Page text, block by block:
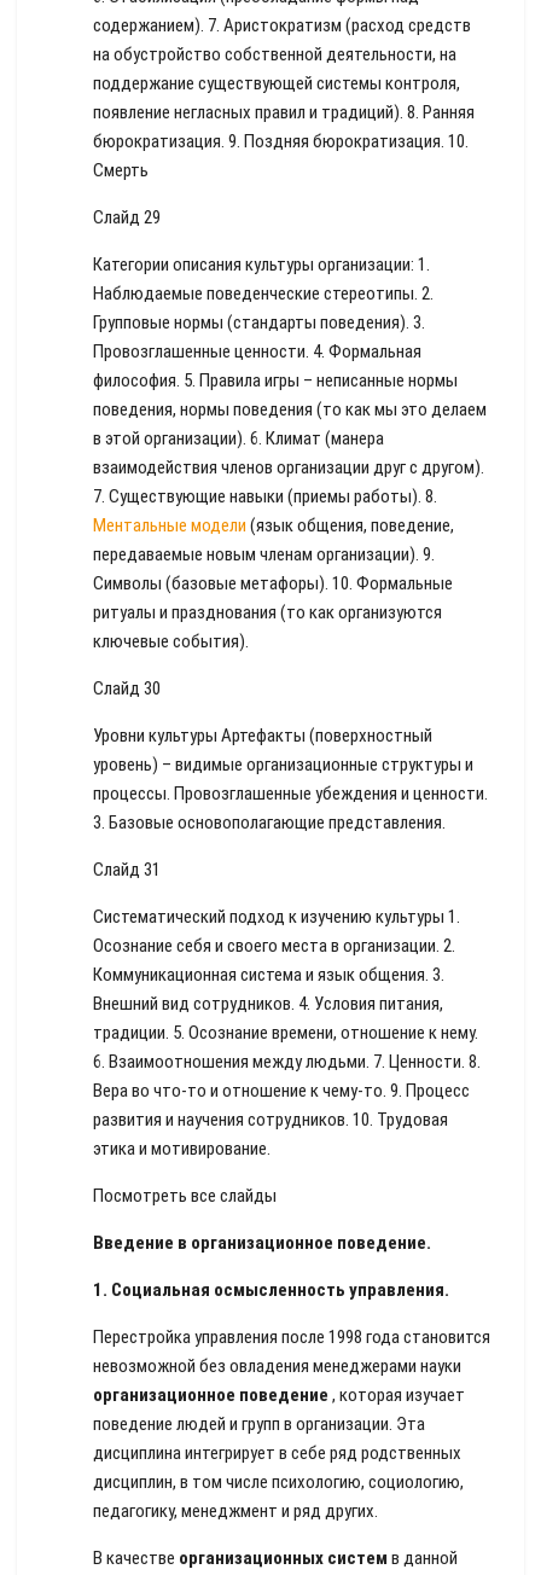
содержанием). 7. Аристократизм (расход средств
на обустройство собственной деятельности, на
поддержание существующей системы контроля,
появление негласных правил и традиций). 8. Ранняя
бюрократизация. 9. Поздняя бюрократизация. 10.
Смерть
Слайд 29
Категории описания культуры организации: 1.
Наблюдаемые поведенческие стереотипы. 2.
Групповые нормы (стандарты поведения). 3.
Провозглашенные ценности. 4. Формальная
философия. 5. Правила игры – неписанные нормы
поведения, нормы поведения (то как мы это делаем
в этой организации). 6. Климат (манера
взаимодействия членов организации друг с другом).
7. Существующие навыки (приемы работы). 8.
Ментальные модели (язык общения, поведение,
передаваемые новым членам организации). 9.
Символы (базовые метафоры). 10. Формальные
ритуалы и празднования (то как организуются
ключевые события).
Слайд 30
Уровни культуры Артефакты (поверхностный
уровень) – видимые организационные структуры и
процессы. Провозглашенные убеждения и ценности.
3. Базовые основополагающие представления.
Слайд 31
Систематический подход к изучению культуры 1.
Осознание себя и своего места в организации. 2.
Коммуникационная система и язык общения. 3.
Внешний вид сотрудников. 4. Условия питания,
традиции. 5. Осознание времени, отношение к нему.
6. Взаимоотношения между людьми. 7. Ценности. 8.
Вера во что-то и отношение к чему-то. 9. Процесс
развития и научения сотрудников. 10. Трудовая
этика и мотивирование.
Посмотреть все слайды
Введение в организационное поведение.
1. Социальная осмысленность управления.
Перестройка управления после 1998 года становится
невозможной без овладения менеджерами науки
организационное поведение , которая изучает
поведение людей и групп в организации. Эта
дисциплина интегрирует в себе ряд родственных
дисциплин, в том числе психологию, социологию,
педагогику, менеджмент и ряд других.
В качестве организационных систем в данной